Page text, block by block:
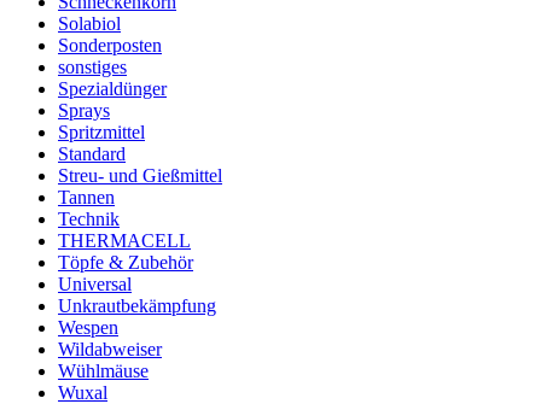
Solabiol
Sonderposten
sonstiges
Spezialdünger
Sprays
Spritzmittel
Standard
Streu- und Gießmittel
Tannen
Technik
THERMACELL
Töpfe & Zubehör
Universal
Unkrautbekämpfung
Wespen
Wildabweiser
Wühlmäuse
Wuxal